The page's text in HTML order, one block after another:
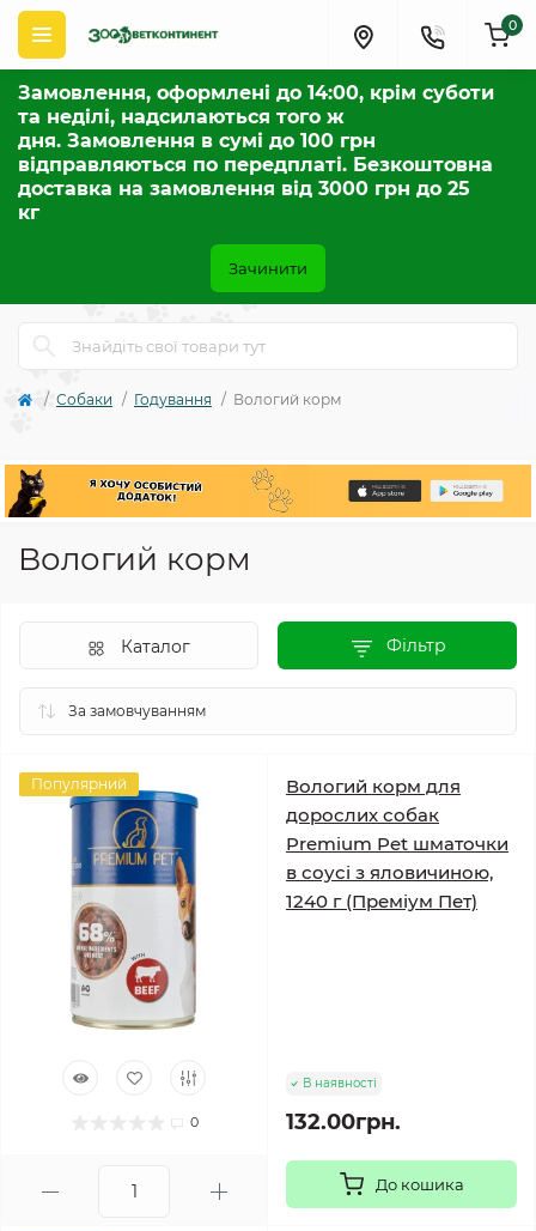
Замовлення, оформлені до 14:00, крім суботи
та неділі, надсилаються того ж
дня. Замовлення в сумі до 100 грн
відправляються по передплаті. Безкоштовна
доставка на замовлення від 3000 грн до 25
кг
Зачинити
0
Собаки Годування Вологий корм
Вологий корм
Фільтр
Каталог
Популярний
0
Вологий корм для
дорослих собак
Premium Pet шматочки
в соусі з яловичиною,
1240 г (Преміум Пет)
В наявності
132.00грн.
До кошика